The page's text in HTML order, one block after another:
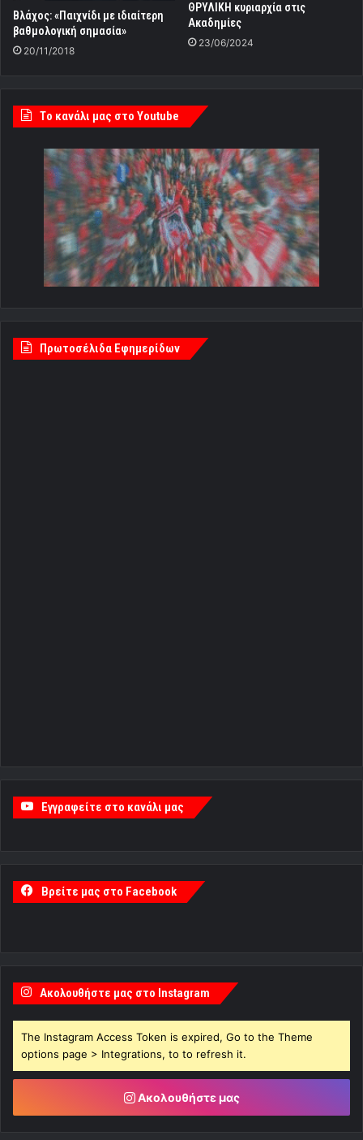
Βλάχος: «Παιχνίδι με ιδιαίτερη
βαθμολογική σημασία»
20/11/2018
ΘΡΥΛΙΚΗ κυριαρχία στις
Ακαδημίες
23/06/2024
Tο κανάλι μας στο Youtube
Πρωτοσέλιδα Εφημερίδων
Εγγραφείτε στο κανάλι μας
Βρείτε μας στο Facebook
Ακολουθήστε μας στο Instagram
The Instagram Access Token is expired, Go to the Theme
options page > Integrations, to to refresh it.
Ακολουθήστε μας